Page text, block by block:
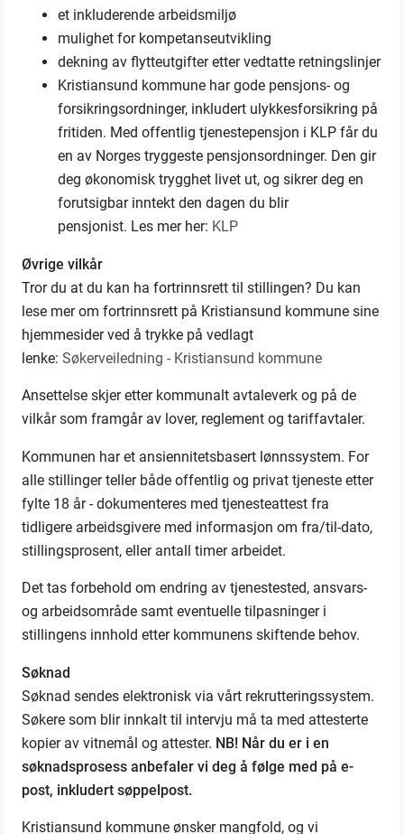
et inkluderende arbeidsmiljø
mulighet for kompetanseutvikling
dekning av flytteutgifter etter vedtatte retningslinjer
Kristiansund kommune har gode pensjons- og
forsikringsordninger, inkludert ulykkesforsikring på
fritiden. Med offentlig tjenestepensjon i KLP får du
en av Norges tryggeste pensjonsordninger. Den gir
deg økonomisk trygghet livet ut, og sikrer deg en
forutsigbar inntekt den dagen du blir
pensjonist. Les mer her: KLP
Øvrige vilkår
Tror du at du kan ha fortrinnsrett til stillingen? Du kan
lese mer om fortrinnsrett på Kristiansund kommune sine
hjemmesider ved å trykke på vedlagt
lenke:Søkerveiledning - Kristiansund kommune
Ansettelse skjer etter kommunalt avtaleverk og på de
vilkår som framgår av lover, reglement og tariffavtaler.
Kommunen har et ansiennitetsbasert lønnssystem. For
alle stillinger teller både offentlig og privat tjeneste etter
fylte 18 år - dokumenteres med tjenesteattest fra
tidligere arbeidsgivere med informasjon om fra/til-dato,
stillingsprosent, eller antall timer arbeidet.
Det tas forbehold om endring av tjenestested, ansvars-
og arbeidsområde samt eventuelle tilpasninger i
stillingens innhold etter kommunens skiftende behov.
Søknad
Søknad sendes elektronisk via vårt rekrutteringssystem.
Søkere som blir innkalt til intervju må ta med attesterte
kopier av vitnemål og attester. NB! Når du er i en
søknadsprosess anbefaler vi deg å følge med på e-
post, inkludert søppelpost.
Kristiansund kommune ønsker mangfold, og vi